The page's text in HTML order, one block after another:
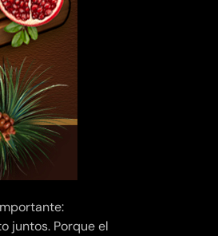
juntos. Porque el